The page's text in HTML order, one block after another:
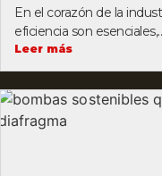
En el corazón de la
eficiencia son
Leer más